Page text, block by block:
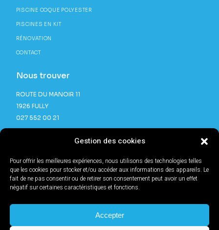
Gestion des cookies
Pour offrir les meilleures expériences, nous utilisons des technologies telles
que les cookies pour stocker et/ou accéder aux informations des appareils. Le
fait de ne pas consentir ou de retirer son consentement peut avoir un effet
négatif sur certaines caractéristiques et fonctions.
Accepter
PISCINE COQUE POLYESTER
PISCINES EN KIT
RÉNOVATION
CONTACT
Nous trouver
ROUTE DU MANOIR 11
1926 FULLY
027 552 00 21
MENTIONS LÉGALES & POLITIQUE DE CONFIDENTIALITÉ.